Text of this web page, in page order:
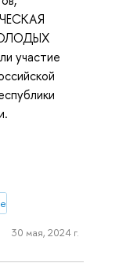
участие
30 мая, 2024 г.